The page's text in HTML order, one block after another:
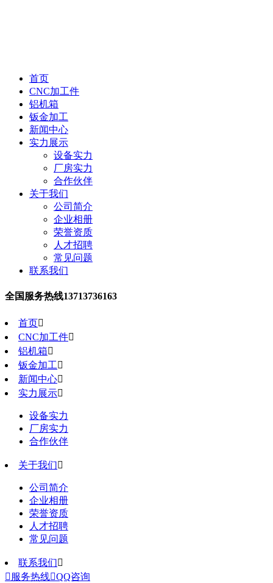
首页
CNC加工件
铝机箱
钣金加工
新闻中心
实力展示
设备实力
厂房实力
合作伙伴
关于我们
公司简介
企业相册
荣誉资质
人才招聘
常见问题
联系我们
全国服务热线13713736163
首页
CNC加工件
铝机箱
钣金加工
新闻中心
实力展示
设备实力
厂房实力
合作伙伴
关于我们
公司简介
企业相册
荣誉资质
人才招聘
常见问题
联系我们
服务热线QQ咨询